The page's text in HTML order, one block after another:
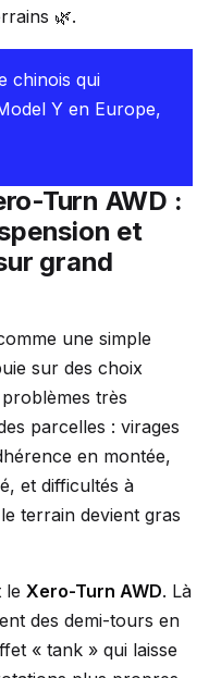
🌿.
chinois qui
Y en Europe,
Turn AWD :
et
grand
une simple
sur des choix
très
parcelles : virages
en montée,
et difficultés à
terrain devient gras
le Xero-Turn AWD. Là
des demi-tours en
« tank » qui laisse